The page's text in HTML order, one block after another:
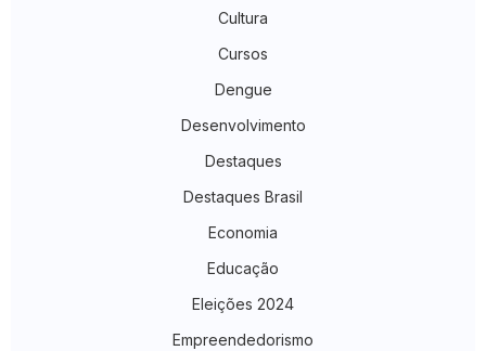
Cultura
Cursos
Dengue
Desenvolvimento
Destaques
Destaques Brasil
Economia
Educação
Eleições 2024
Empreendedorismo